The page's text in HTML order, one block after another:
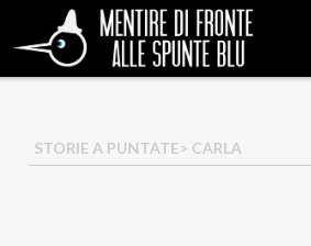
STORIE A PUNTATE> CARLA